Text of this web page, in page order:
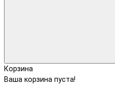
Корзина
Ваша корзина пуста!